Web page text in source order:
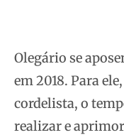
Olegário se
em 2018. Para
cordelista, o
realizar e